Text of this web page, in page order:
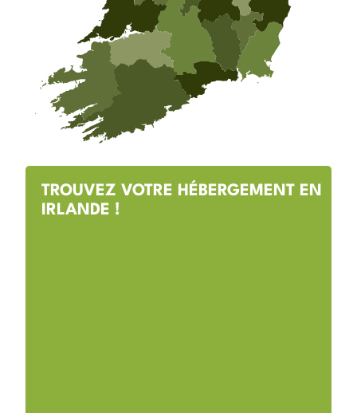
TROUVEZ VOTRE HÉBERGEMENT EN
IRLANDE !